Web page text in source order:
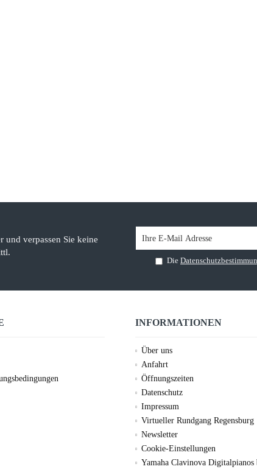
und verpassen Sie keine
Die
INFORMATIONEN
Über uns
Anfahrt
Öffnungszeiten
Datenschutz
Impressum
Virtueller Rundgang Regensburg
Newsletter
Cookie-Einstellungen
Yamaha Clavinova